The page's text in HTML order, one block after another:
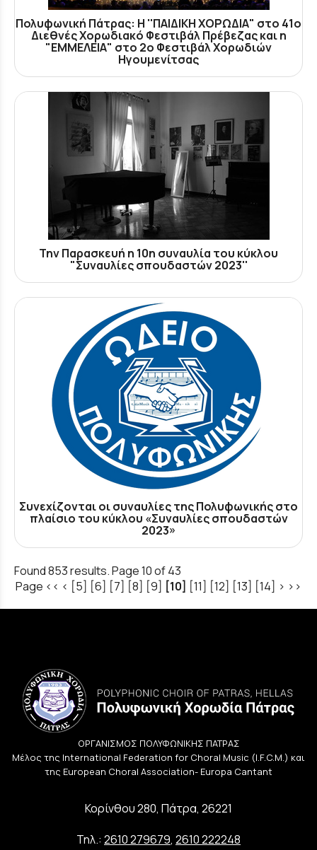
Πολυφωνική Πάτρας: Η ''ΠΑΙΔΙΚΗ ΧΟΡΩΔΙΑ" στο 41ο
Διεθνές Χορωδιακό Φεστιβάλ Πρέβεζας και η
"ΕΜΜΕΛΕΙΑ" στο 2ο Φεστιβάλ Χορωδιών
Ηγουμενίτσας
Την Παρασκευή η 10η συναυλία του κύκλου
"Συναυλίες σπουδαστών 2023''
Συνεχίζονται οι συναυλίες της Πολυφωνικής στο
πλαίσιο του κύκλου «Συναυλίες σπουδαστών
2023»
Found 853 results. Page 10 of 43
Page << < [5] [6] [7] [8] [9] [10] [11] [12] [13] [14] > >>
ΟΡΓΑΝΙΣΜΟΣ ΠΟΛΥΦΩΝΙΚΗΣ ΠΑΤΡΑΣ
Μέλος της International Federation for Choral Music (I.F.C.M.) και
της European Choral Association- Europa Cantant
Κορίνθου 280, Πάτρα, 26221
Τηλ.: 2610 279679, 2610 222248